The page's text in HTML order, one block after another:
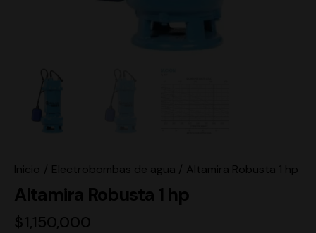
Inicio Electrobombas de agua Altamira Robusta 1 hp
Altamira Robusta 1 hp
$1,150,000